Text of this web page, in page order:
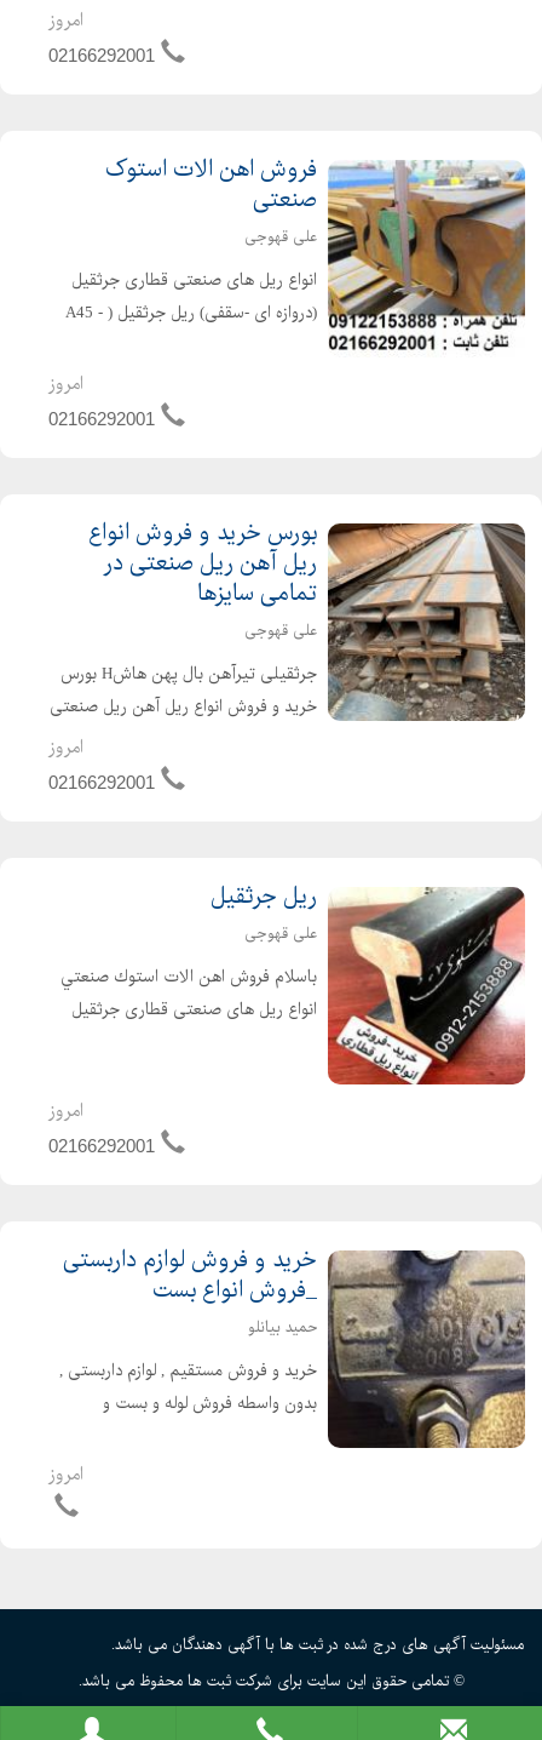
اروپا... در تمامی تیپ های استاندارد به
دلخواه شما ،،،عمده و خرده،،، تمامی بارها
امروز
02166292001
فروش اهن الات استوک
صنعتی
علی قهوجی
انواع ریل های صنعتی قطاری جرثقیل
(دروازه ای -سقفی) ریل جرثقیل ( A45 -
ریل راه آهن ( R33 - R38 - R43 - R64 -
S49 - P50 - UIC50 - UIC54 - UIC60 )
امروز
02166292001
بورس خرید و فروش انواع
ریل آهن ریل صنعتی در
تمامی سایزها
علی قهوجی
جرثقیلی تیرآهن بال پهن هاشH بورس
خرید و فروش انواع ریل آهن ریل صنعتی
در تمامی سایزها تیرآهن بال پهن هاشH
ریل آهن ریل صنعتی ریل جرثقیلی ، ریل
امروز
02166292001
ریل جرثقیل
علی قهوجی
باسلام فروش اهن الات استوك صنعتي
انواع ریل های صنعتی قطاری جرثقیل
09122153888 نام و نام خانوادگی : علی
قهوجی نام واحد تجاری...
امروز
02166292001
خرید و فروش لوازم داربستی
_فروش انواع بست
حمید بیانلو
خرید و فروش مستقیم , لوازم داربستی ,
بدون واسطه فروش لوله و بست و
لوازم داربست به بالاترین قیمت خرید و
فروش انواع لوله داربست نو و دسته دوم
امروز
مسئولیت آگهی های درج شده در ثبت ها با آگهی دهندگان می باشد.
© تمامی حقوق این سایت برای شرکت ثبت ها محفوظ می باشد.